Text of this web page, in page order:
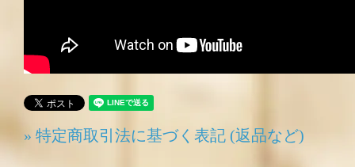
» 特定商取引法に基づく表記 (返品など)